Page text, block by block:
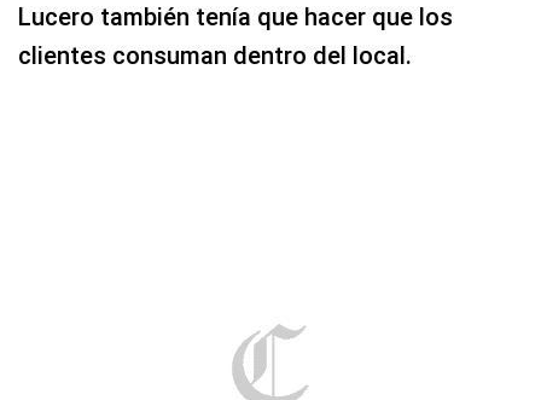
Lucero también tenía que hacer que los
clientes consuman dentro del local.